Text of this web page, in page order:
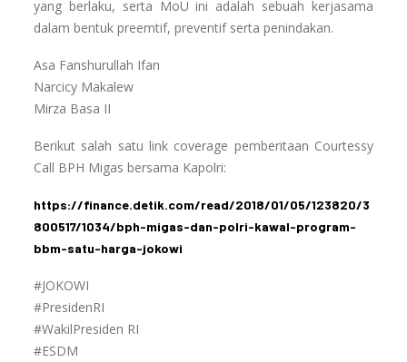
yang berlaku, serta MoU ini adalah sebuah kerjasama
dalam bentuk preemtif, preventif serta penindakan.
Asa Fanshurullah Ifan
Narcicy Makalew
Mirza Basa II
Berikut salah satu link coverage pemberitaan Courtessy
Call BPH Migas bersama Kapolri:
https://finance.detik.com/read/2018/01/05/123820/3
800517/1034/bph-migas-dan-polri-kawal-program-
bbm-satu-harga-jokowi
#JOKOWI
#PresidenRI
#WakilPresiden RI
#ESDM